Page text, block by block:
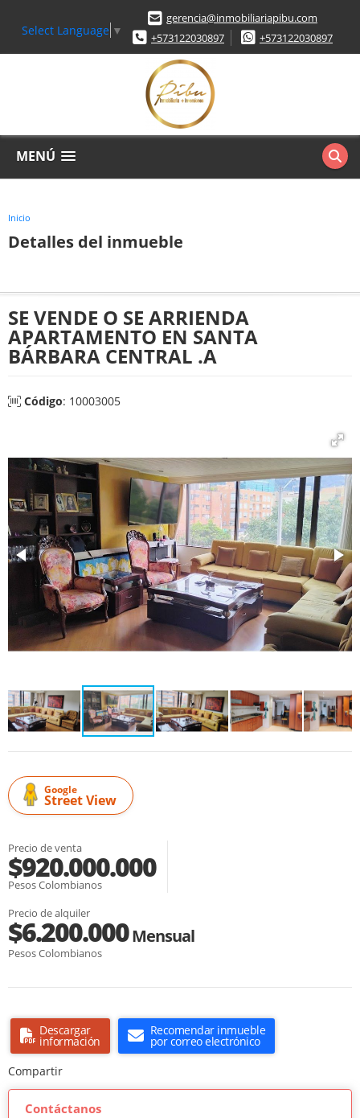
Select Language ▼
gerencia@inmobiliariapibu.com
+573122030897
+573122030897
MENÚ
Inicio
Detalles del inmueble
SE VENDE O SE ARRIENDA
APARTAMENTO EN SANTA
BÁRBARA CENTRAL .A
Código: 10003005
Google
Street View
Precio de venta
$920.000.000
Pesos Colombianos
Precio de alquiler
$6.200.000Mensual
Pesos Colombianos
Descargar
información
Recomendar inmueble
por correo electrónico
Compartir
Contáctanos